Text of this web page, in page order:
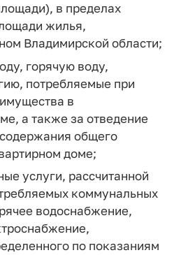
в пределах
жилья,
Владимирской области;
горячую воду,
потребляемые при
в
а также за отведение
общего
доме;
услуги, рассчитанной
коммунальных
водоснабжение,
по показаниям